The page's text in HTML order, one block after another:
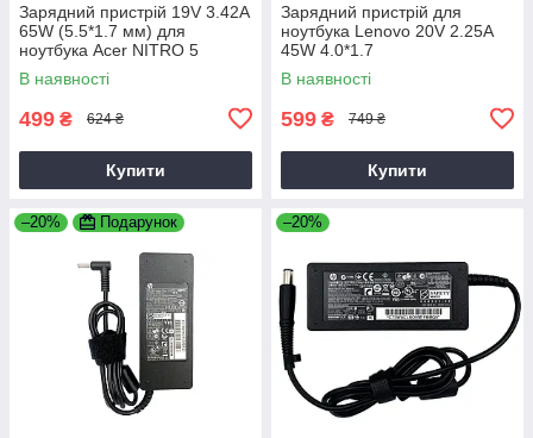
Зарядний пристрій 19V 3.42A
65W (5.5*1.7 мм) для
ноутбука Acer NITRO 5
AN515-31 65
В наявності
499 ₴ 624 ₴
Купити
Зарядний пристрій для
ноутбука Lenovo 20V 2.25A
45W 4.0*1.7
В наявності
599 ₴ 749 ₴
Купити
–20% Подарунок –20%